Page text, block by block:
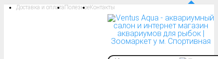
Доставка и оплата ПолезноеКонтакты